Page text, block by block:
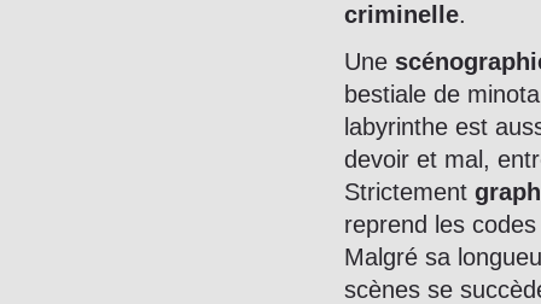
criminelle.
Une
bestiale de
labyrinthe est
devoir et mal,
Strictement
reprend les
Malgré sa
scènes se